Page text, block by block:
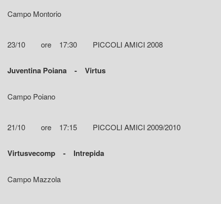
Campo Montorio
23/10 ore 17:30 PICCOLI AMICI 2008
Juventina Poiana - Virtus
Campo Poiano
21/10 ore 17:15 PICCOLI AMICI 2009/2010
Virtusvecomp - Intrepida
Campo Mazzola